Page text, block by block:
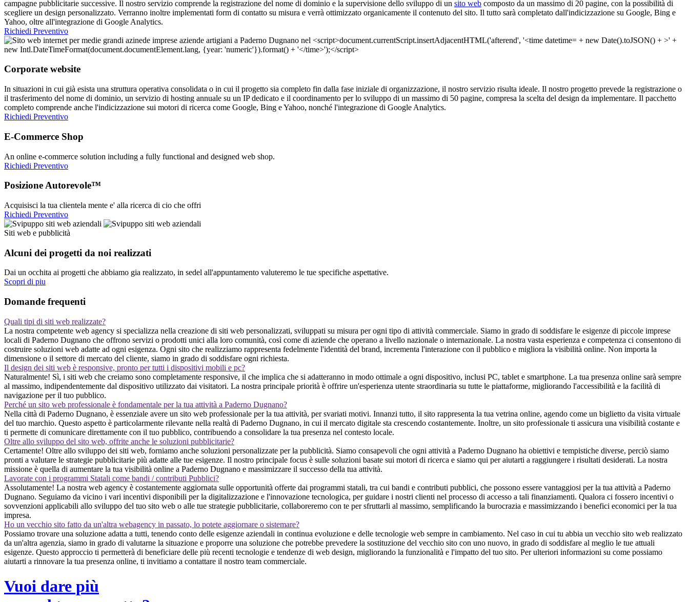
campagne pubblicitarie successive. Il nostro servizio comprende la registrazione del nome di dominio e la supervisione dello sviluppo di un sito web composto da un massimo di 20 pagine, con la possibilità di
scegliere un design personalizzato. Verranno inoltre implementati form di contatto su misura e verrà ottimizzato organicamente il contenuto del sito. Il tutto sarà completato dall'indicizzazione su Google, Bing e
Yahoo, oltre all'integrazione di Google Analytics.
Richiedi Preventivo
Corporate website
In situazioni in cui già esista una struttura operativa consolidata o in cui il progetto sia completo fin dalla fase iniziale di organizzazione, il nostro servizio risulta ideale. Il nostro progetto prevede la registrazione o
il trasferimento del nome di dominio, un servizio di hosting annuale su un IP dedicato e il coordinamento per lo sviluppo di un massimo di 50 pagine, compresa la scelta del design da implementare. Il pacchetto
completo comprende anche l'indicizzazione sui motori di ricerca come Google, Bing e Yahoo, nonché l'integrazione di Google Analytics.
Richiedi Preventivo
E-Commerce Shop
An online e-commerce solution including a fully functional and designed web shop.
Richiedi Preventivo
Posizione Autorevole™
Acquisisci la tua clientela mente e' alla ricerca di cio che offri
Richiedi Preventivo
Siti web e pubblicità
Alcuni dei progetti da noi realizzati
Dai un occhita ai progetti che abbiamo gia realizzato, in sedel all'appuntamento valuteremo le tue specifiche aspettative.
Scopri di piu
Domande frequenti
Quali tipi di siti web realizzate?
La nostra competente web agency si specializza nella creazione di siti web personalizzati, sviluppati su misura per ogni tipo di attività commerciale. Siamo in grado di soddisfare le esigenze di piccole imprese
locali di Paderno Dugnano che offrono servizi o prodotti unici alla loro comunità, così come di aziende che operano a livello nazionale o internazionale. La nostra vasta esperienza e competenza ci consentono di
costruire soluzioni web adatte ad ogni esigenza. Ogni sito che realizziamo rappresenta fedelmente l'identità del brand, incrementa l'interazione con il pubblico e migliora la visibilità online. Non importa la
dimensione o il settore di mercato del cliente, siamo in grado di soddisfare ogni richiesta.
Il design dei siti web è responsive, pronto per tutti i dispositivi mobili e pc?
Naturalmente! Sì, i siti web che creiamo sono completamente responsive, il che implica che si adatteranno in modo ottimale a ogni dispositivo, inclusi PC, tablet e smartphone. La tua presenza online sarà sempre
al massimo, indipendentemente dal dispositivo utilizzato dai visitatori. La nostra principale priorità è offrire un'esperienza utente straordinaria su tutte le piattaforme, migliorando l'accessibilità e la facilità di
navigazione per il tuo pubblico.
Perché un sito web professionale è fondamentale per la tua attività a Paderno Dugnano?
Nella città di Paderno Dugnano, è essenziale avere un sito web professionale per la tua attività, per svariati motivi. Innanzi tutto, il sito rappresenta la tua vetrina online, agendo come un biglietto da visita virtuale
del tuo marchio. Questo aspetto è particolarmente rilevante nella realtà di Paderno Dugnano, in cui il mercato digitale sta crescendo costantemente. Inoltre, un sito professionale ti assicura una visibilità costante e
ti permette di comunicare direttamente con il tuo pubblico, contribuendo a consolidare la tua presenza nel contesto locale.
Oltre allo sviluppo del sito web, offrite anche le soluzioni pubblicitarie?
Certamente! Oltre allo sviluppo dei siti web, forniamo anche soluzioni personalizzate per la pubblicità. Siamo consapevoli che ogni attività a Paderno Dugnano ha obiettivi e tempistiche diverse, perciò siamo
pronti a valutare le strategie pubblicitarie più adatte alle tue esigenze. Il nostro principale focus è sulle soluzioni basate sui motori di ricerca e siamo qui per aiutarti a raggiungere i risultati desiderati. La nostra
missione è quella di aumentare la tua visibilità online a Paderno Dugnano e massimizzare il successo della tua attività.
Lavorate con i programmi Statali come bandi / contributi Pubblici?
Assolutamente! La nostra web agency è costantemente aggiornata sulle opportunità offerte dai programmi statali, tra cui bandi e contributi pubblici, che possono essere vantaggiosi per la tua attività a Paderno
Dugnano. Seguiamo da vicino i vari incentivi disponibili per la digitalizzazione e l'innovazione tecnologica, per guidare i nostri clienti nel processo di accesso a tali finanziamenti. Qualora ci fossero incentivi o
sovvenzioni applicabili allo sviluppo del tuo sito web o alle tue strategie pubblicitarie, collaboreremo con te per sfruttarli al massimo, semplificando la burocrazia e massimizzando i benefici economici per la tua
impresa.
Ho un vecchio sito fatto da un'altra webagency in passato, lo potete aggiornare o sistemare?
Possiamo trovare una soluzione adatta a tutti, tenendo conto delle esigenze aziendali in continua evoluzione e delle tecnologie web sempre in cambiamento. Nel caso in cui tu abbia un vecchio sito web realizzato
da un'altra agenzia, siamo in grado di valutarne la situazione e proporre una soluzione che potrebbe prevedere la sostituzione del vecchio sito con uno nuovo, in grado di soddisfare al meglio le tue attuali
esigenze. Questo approccio ti permetterà di beneficiare delle più recenti tecnologie e tendenze di web design, migliorando la funzionalità e l'impatto del tuo sito. Per ulteriori informazioni su come possiamo
aiutarti a rinnovare la tua presenza online, ti invitiamo a contattare il nostro team commerciale.
Vuoi dare più